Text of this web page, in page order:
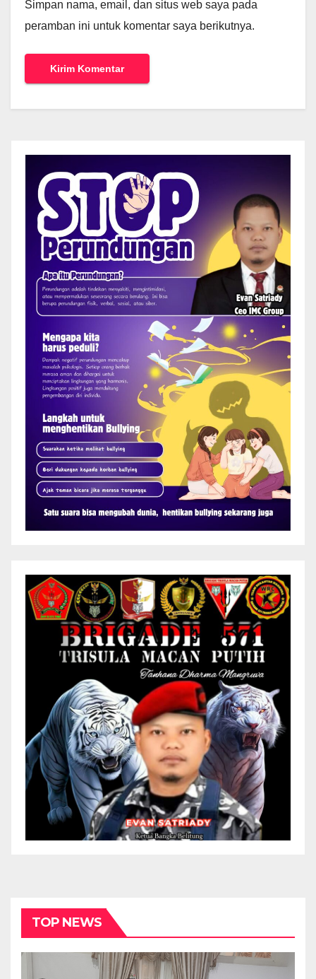
Simpan nama, email, dan situs web saya pada
peramban ini untuk komentar saya berikutnya.
TOP NEWS